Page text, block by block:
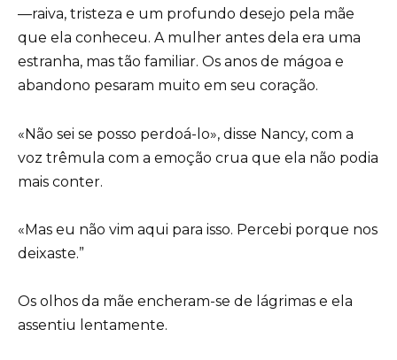
—raiva, tristeza e um profundo desejo pela mãe
que ela conheceu. A mulher antes dela era uma
estranha, mas tão familiar. Os anos de mágoa e
abandono pesaram muito em seu coração.
«Não sei se posso perdoá-lo», disse Nancy, com a
voz trêmula com a emoção crua que ela não podia
mais conter.
«Mas eu não vim aqui para isso. Percebi porque nos
deixaste.”
Os olhos da mãe encheram-se de lágrimas e ela
assentiu lentamente.